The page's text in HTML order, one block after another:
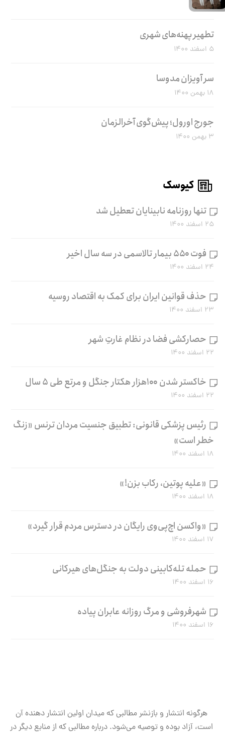
تطهیر پهنه‌های شهری
۵ اسفند ۱۴۰۰
سر آویزان مدوسا
۱۸ بهمن ۱۴۰۰
جورج اورول؛ پیش‌گوی آخرالزمان
۳ بهمن ۱۴۰۰
کیوسک
تنها روزنامه نابینایان تعطیل شد
۲۵ اسفند ۱۴۰۰
فوت ۵۵۰ بیمار تالاسمی در سه سال اخیر
۲۴ اسفند ۱۴۰۰
حذف قوانین ایران برای کمک به اقتصاد روسیه
۲۳ اسفند ۱۴۰۰
حصارکشی فضا در نظام غارتِ شهر
۲۲ اسفند ۱۴۰۰
خاکستر شدن ۱۰۰هزار هکتار جنگل و مرتع طی ۵ سال
۲۲ اسفند ۱۴۰۰
رئیس پزشکی قانونی: تطبیق جنسیت مردان ترنس «زنگ
خطر است»
۱۸ اسفند ۱۴۰۰
«علیه پوتین، رکاب بزن!»
۱۸ اسفند ۱۴۰۰
«واکسن اچ‌پی‌وی رایگان در دسترس مردم قرار گیرد»
۱۷ اسفند ۱۴۰۰
حمله تله‌کابینی دولت به جنگل‌های هیرکانی
۱۶ اسفند ۱۴۰۰
شهرفروشی و مرگ روزانه عابران پیاده
۱۶ اسفند ۱۴۰۰
هرگونه انتشار و بازنشر مطالبی که میدان اولین انتشار دهنده آن
است، آزاد بوده و توصیه می‌شود. درباره مطالبی که از منابع دیگر در